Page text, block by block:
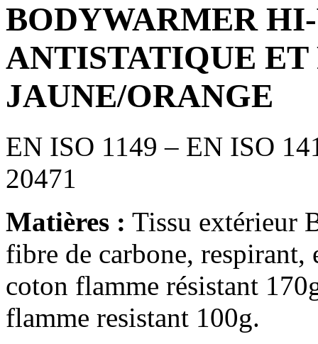
BODYWARMER
ANTISTATIQUE
JAUNE/ORANGE
EN ISO 1149 – EN ISO
20471
Matières : Tissu extérieur
fibre de carbone,
coton flamme résistant
flamme resistant 100g.